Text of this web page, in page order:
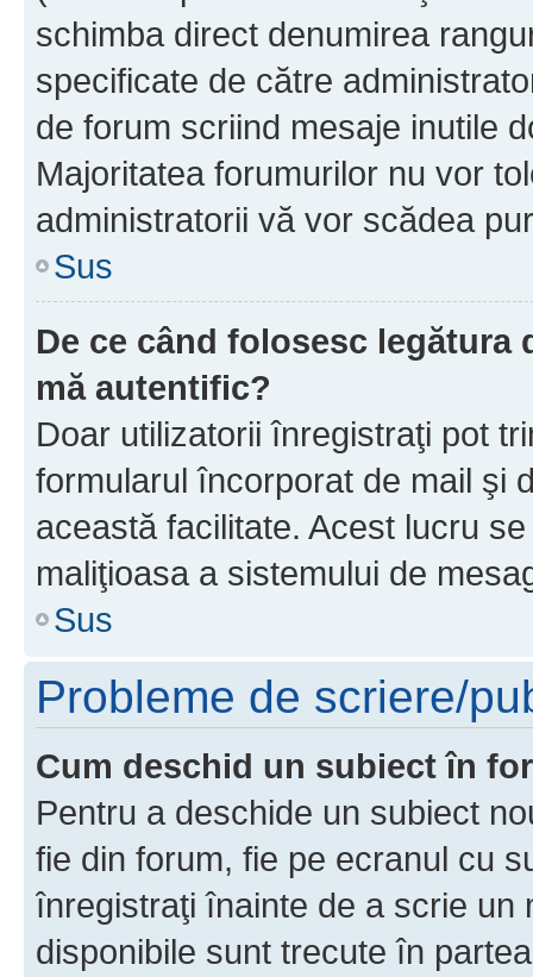
schimba direct denumirea
specificate de către
de forum scriind mesaje inutile
Majoritatea forumurilor nu vor
administratorii vă vor scădea
Sus
De ce când folosesc
mă autentific?
Doar utilizatorii înregistraţi pot
formularul încorporat de mail şi
această facilitate. Acest lucru
maliţioasa a sistemului de
Sus
Probleme de scriere/
Cum deschid un subiect în
Pentru a deschide un subiect
fie din forum, fie pe ecranul cu
înregistraţi înainte de a scrie un
disponibile sunt trecute în